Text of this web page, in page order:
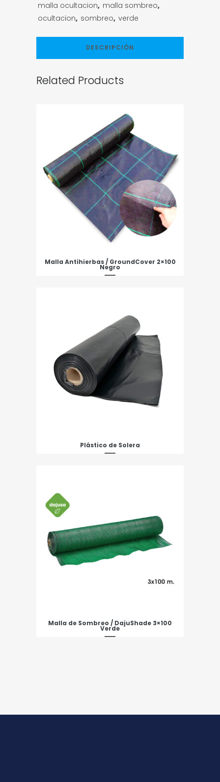
malla ocultacion, malla sombreo,
ocultacion, sombreo, verde
DESCRIPCIÓN
Related Products
Malla Antihierbas / GroundCover 2×100
Negro
Plástico de Solera
Malla de Sombreo / DajuShade 3×100
Verde